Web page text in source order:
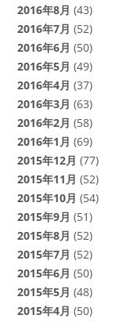
2016年8月 (43)
2016年7月 (52)
2016年6月 (50)
2016年5月 (49)
2016年4月 (37)
2016年3月 (63)
2016年2月 (58)
2016年1月 (69)
2015年12月 (77)
2015年11月 (52)
2015年10月 (54)
2015年9月 (51)
2015年8月 (52)
2015年7月 (52)
2015年6月 (50)
2015年5月 (48)
2015年4月 (50)